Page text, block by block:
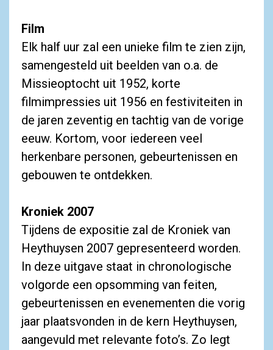
Film
Elk half uur zal een unieke film te zien zijn,
samengesteld uit beelden van o.a. de
Missieoptocht uit 1952, korte
filmimpressies uit 1956 en festiviteiten in
de jaren zeventig en tachtig van de vorige
eeuw. Kortom, voor iedereen veel
herkenbare personen, gebeurtenissen en
gebouwen te ontdekken.
Kroniek 2007
Tijdens de expositie zal de Kroniek van
Heythuysen 2007 gepresenteerd worden.
In deze uitgave staat in chronologische
volgorde een opsomming van feiten,
gebeurtenissen en evenementen die vorig
jaar plaatsvonden in de kern Heythuysen,
aangevuld met relevante foto’s. Zo legt